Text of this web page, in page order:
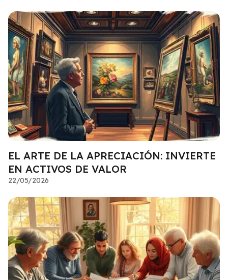
EL ARTE DE LA APRECIACIÓN: INVIERTE
EN ACTIVOS DE VALOR
22/05/2026